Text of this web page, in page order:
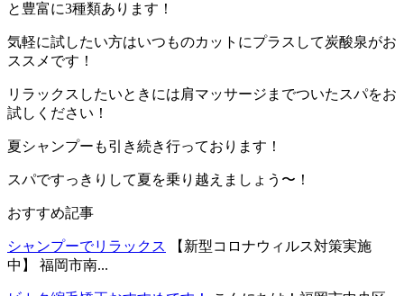
と豊富に3種類あります！
気軽に試したい方はいつものカットにプラスして炭酸泉がお
ススメです！
リラックスしたいときには肩マッサージまでついたスパをお
試しください！
夏シャンプーも引き続き行っております！
スパですっきりして夏を乗り越えましょう〜！
おすすめ記事
シャンプーでリラックス
【新型コロナウィルス対策実施
中】 福岡市南...